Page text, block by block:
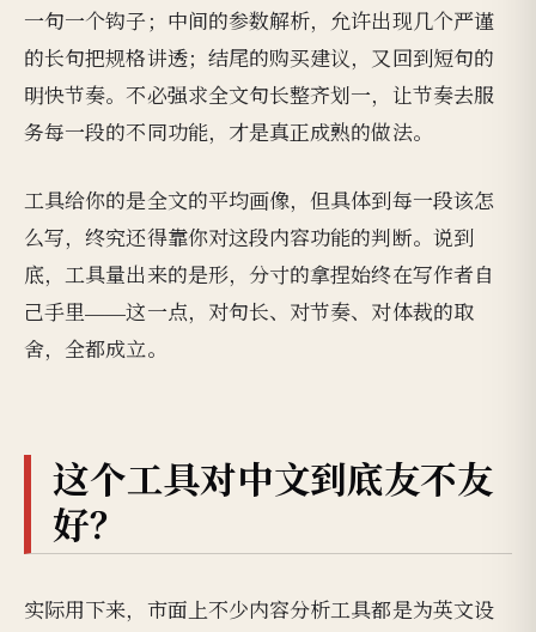
一句一个钩子；中间的参数解析，允许出现几个严谨
的长句把规格讲透；结尾的购买建议，又回到短句的
明快节奏。不必强求全文句长整齐划一，让节奏去服
务每一段的不同功能，才是真正成熟的做法。
工具给你的是全文的平均画像，但具体到每一段该怎
么写，终究还得靠你对这段内容功能的判断。说到
底，工具量出来的是形，分寸的拿捏始终在写作者自
己手里——这一点，对句长、对节奏、对体裁的取
舍，全都成立。
这个工具对中文到底友不友
好？
实际用下来，市面上不少内容分析工具都是为英文设